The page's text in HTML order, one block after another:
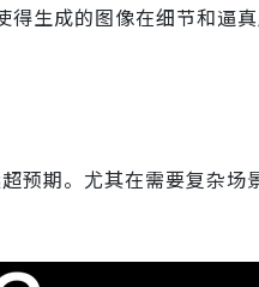
得生成的图像在细节和逼
预期。尤其在需要复杂